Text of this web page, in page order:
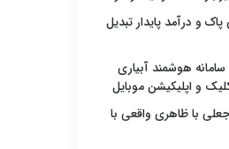
و درآمد پایدار تبدیل
هوشمند آبیاری
و اپلیکیشن موبایل
با ظاهری واقعی با